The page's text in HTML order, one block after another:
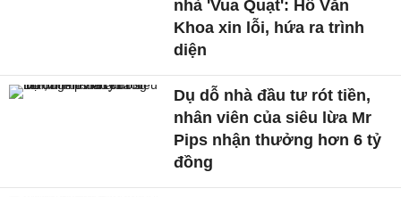
nhà 'Vua Quạt': Hồ Văn
Khoa xin lỗi, hứa ra trình
diện
Dụ dỗ nhà đầu tư rót tiền,
nhân viên của siêu lừa Mr
Pips nhận thưởng hơn 6 tỷ
đồng